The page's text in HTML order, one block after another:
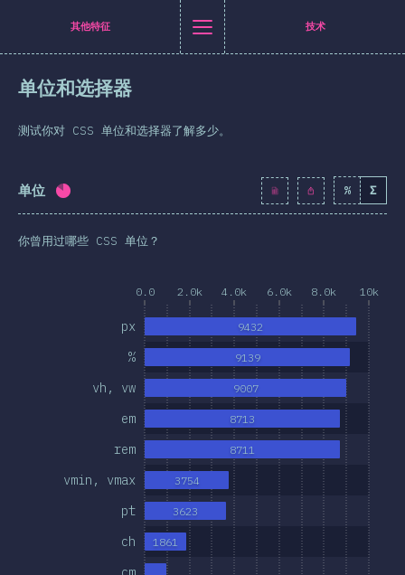
Hans] general.title
[zh-Hans] general.back_to_intro
[zh-Hans] general.close_nav
者统计
特性
布局
至 Facebook
分享至 LinkedIn
通过邮件分享
其他特征 技术
单位和选择器
测试你对 CSS 单位和选择器了解多少。
单位 完成率: % Σ
你曾用过哪些 CSS 单位？
0.0 2.0k 4.0k 6.0k 8.0k 10k
ch
pt
vmin, vmax
rem
em
vh, vw
%
px
1861
3623
3754
8711
8713
9007
9139
9432
Navigated to [zh-Hans] general.title